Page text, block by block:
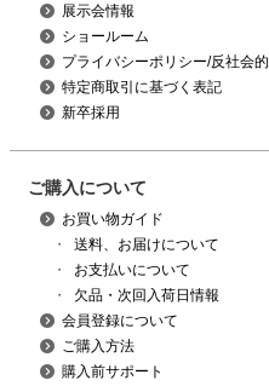
展示会情報
ショールーム
プライバシーポリシー/反社会
特定商取引に基づく表記
新卒採用
ご購入について
お買い物ガイド
・
送料、お届けについて
・
お支払いについて
・
欠品・次回入荷日情報
会員登録について
ご購入方法
購入前サポート